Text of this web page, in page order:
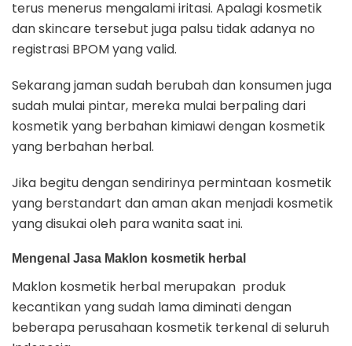
terus menerus mengalami iritasi. Apalagi kosmetik
dan skincare tersebut juga palsu tidak adanya no
registrasi BPOM yang valid.
Sekarang jaman sudah berubah dan konsumen juga
sudah mulai pintar, mereka mulai berpaling dari
kosmetik yang berbahan kimiawi dengan kosmetik
yang berbahan herbal.
Jika begitu dengan sendirinya permintaan kosmetik
yang berstandart dan aman akan menjadi kosmetik
yang disukai oleh para wanita saat ini.
Mengenal Jasa Maklon kosmetik herbal
Maklon kosmetik herbal merupakan produk
kecantikan yang sudah lama diminati dengan
beberapa perusahaan kosmetik terkenal di seluruh